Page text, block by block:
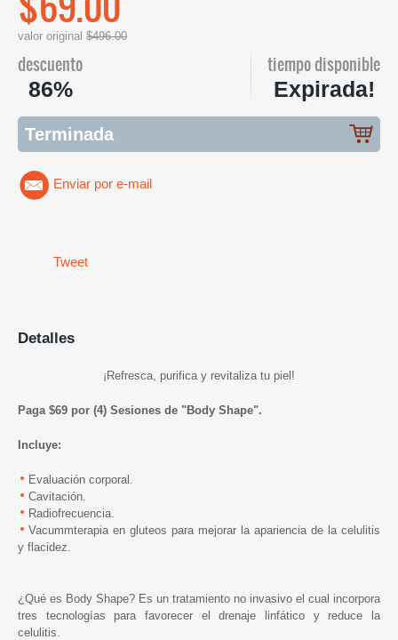
valor original $496.00
descuento
86%
tiempo disponible
Expirada!
Terminada
Enviar por e-mail
Tweet
Detalles
¡Refresca, purifica y revitaliza tu piel!
Paga $69 por (4) Sesiones de "Body Shape".
Incluye:
Evaluación corporal.
Cavitación.
Radiofrecuencia.
Vacummterapia en gluteos para mejorar la apariencia de la celulitis
y flacidez.
¿Qué es Body Shape? Es un tratamiento no invasivo el cual incorpora
tres tecnologías para favorecer el drenaje linfático y reduce la
celulitis.